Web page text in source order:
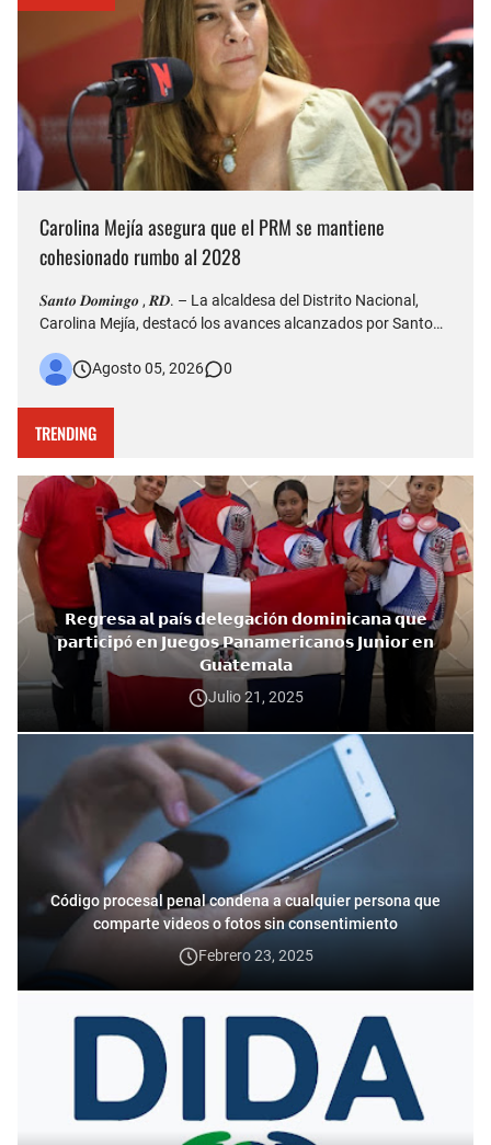
Carolina Mejía asegura que el PRM se mantiene
cohesionado rumbo al 2028
𝑺𝒂𝒏𝒕𝒐 𝑫𝒐𝒎𝒊𝒏𝒈𝒐 , 𝑹𝑫. – La alcaldesa del Distrito Nacional,
Carolina Mejía, destacó los avances alcanzados por Santo
de fundación y aseguró que la ciudad atraviesa una etapa de
Agosto 05, 2026 0
TRENDING
𝗥𝗲𝗴𝗿𝗲𝘀𝗮 𝗮𝗹 𝗽𝗮í𝘀 𝗱𝗲𝗹𝗲𝗴𝗮𝗰𝗶ó𝗻 𝗱𝗼𝗺𝗶𝗻𝗶𝗰𝗮𝗻𝗮 𝗾𝘂𝗲
𝗽𝗮𝗿𝘁𝗶𝗰𝗶𝗽ó 𝗲𝗻 𝗝𝘂𝗲𝗴𝗼𝘀 𝗣𝗮𝗻𝗮𝗺𝗲𝗿𝗶𝗰𝗮𝗻𝗼𝘀 𝗝𝘂𝗻𝗶𝗼𝗿 𝗲𝗻
𝗚𝘂𝗮𝘁𝗲𝗺𝗮𝗹𝗮
Julio 21, 2025
Código procesal penal condena a cualquier persona que
comparte videos o fotos sin consentimiento
Febrero 23, 2025